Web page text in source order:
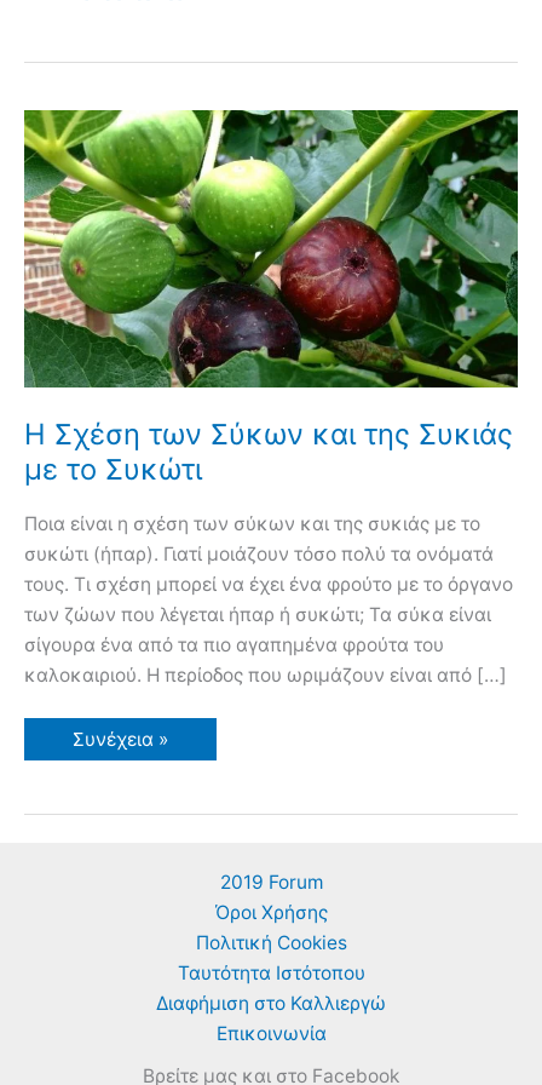
Η Σχέση των Σύκων και της Συκιάς
με το Συκώτι
Ποια είναι η σχέση των σύκων και της συκιάς με το
συκώτι (ήπαρ). Γιατί μοιάζουν τόσο πολύ τα ονόματά
τους. Τι σχέση μπορεί να έχει ένα φρούτο με το όργανο
των ζώων που λέγεται ήπαρ ή συκώτι; Τα σύκα είναι
σίγουρα ένα από τα πιο αγαπημένα φρούτα του
καλοκαιριού. Η περίοδος που ωριμάζουν είναι από […]
Η
Σχέση
και
Συνέχεια »
2019 Forum
Όροι Χρήσης
Πολιτική Cookies
Ταυτότητα Ιστότοπου
Διαφήμιση στο Καλλιεργώ
Επικοινωνία
Βρείτε μας και στο Facebook